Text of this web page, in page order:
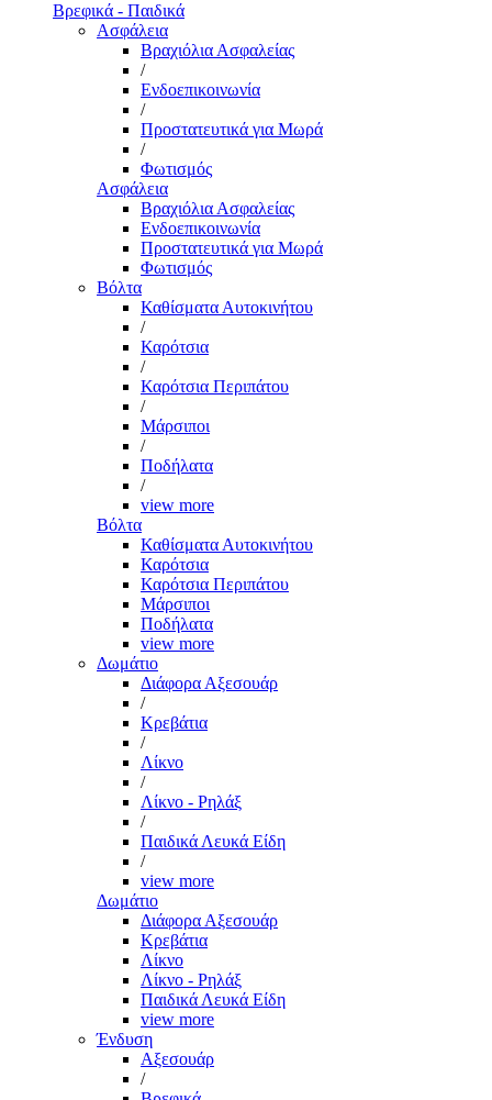
Βρεφικά - Παιδικά
Ασφάλεια
Βραχιόλια Ασφαλείας
/
Ενδοεπικοινωνία
/
Προστατευτικά για Μωρά
/
Φωτισμός
Ασφάλεια
Βραχιόλια Ασφαλείας
Ενδοεπικοινωνία
Προστατευτικά για Μωρά
Φωτισμός
Βόλτα
Καθίσματα Αυτοκινήτου
/
Καρότσια
/
Καρότσια Περιπάτου
/
Μάρσιποι
/
Ποδήλατα
/
view more
Βόλτα
Καθίσματα Αυτοκινήτου
Καρότσια
Καρότσια Περιπάτου
Μάρσιποι
Ποδήλατα
view more
Δωμάτιο
Διάφορα Αξεσουάρ
/
Κρεβάτια
/
Λίκνο
/
Λίκνο - Ρηλάξ
/
Παιδικά Λευκά Είδη
/
view more
Δωμάτιο
Διάφορα Αξεσουάρ
Κρεβάτια
Λίκνο
Λίκνο - Ρηλάξ
Παιδικά Λευκά Είδη
view more
Ένδυση
Αξεσουάρ
/